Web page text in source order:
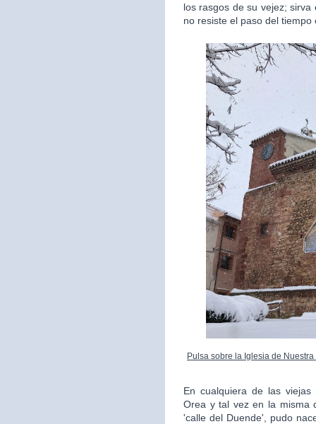
los rasgos de su vejez;
no resiste el paso del
Pulsa sobre la Iglesia de
En cualquiera de las
Orea y tal vez en la misma
'calle del Duende', pudo